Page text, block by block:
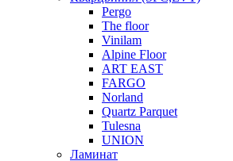
Pergo
The floor
Vinilam
Alpine Floor
ART EAST
FARGO
Norland
Quartz Parquet
Tulesna
UNION
Ламинат